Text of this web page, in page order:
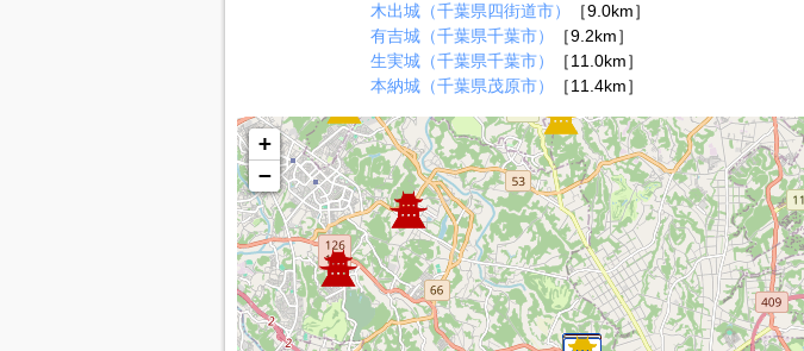
木出城（千葉県四街道市）
［9.0km］
有吉城（千葉県千葉市）
［9.2km］
生実城（千葉県千葉市）
［11.0km］
本納城（千葉県茂原市）
［11.4km］
+
−